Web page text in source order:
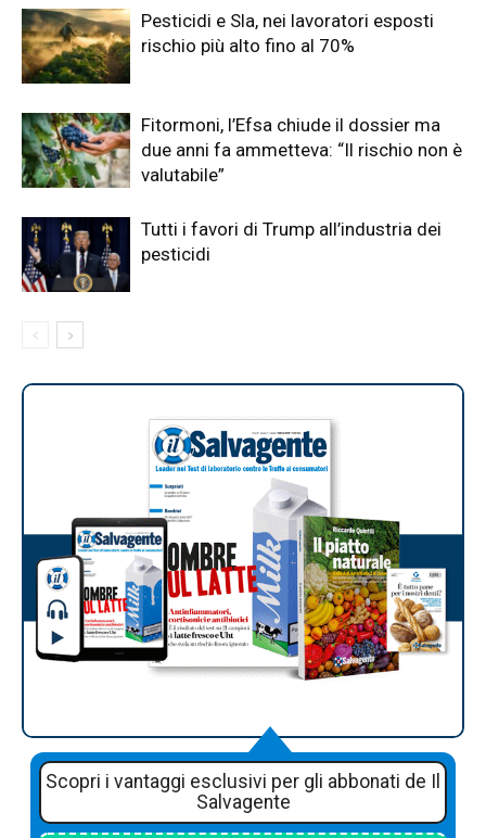
Pesticidi e Sla, nei lavoratori esposti
rischio più alto fino al 70%
Fitormoni, l’Efsa chiude il dossier ma
due anni fa ammetteva: “Il rischio non è
valutabile”
Tutti i favori di Trump all’industria dei
pesticidi
Scopri i vantaggi esclusivi per gli abbonati de Il
Salvagente